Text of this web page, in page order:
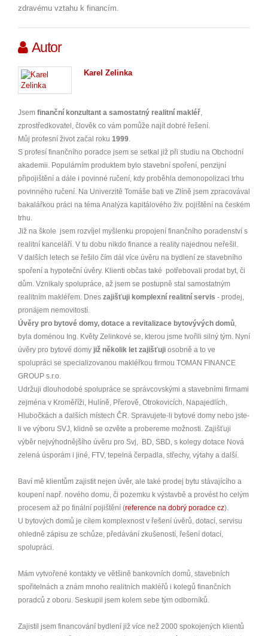
zdravému vztahu k financím.
Autor
Karel Zelinka
Jsem finanční konzultant a samostatný realitní makléř
zprostředkovatel, člověk co vám pomůže najít dobré řešení.
Můj profesní život začal roku 1999
S profesí finančního poradce jsem se setkal již při studiu na Obchodní
akademii. Populárním produktem bylo stavební spoření, penzijní
připojištění a dále i povinné ručení, kdy proběhla demonopolizaci trhu
povinného ručení. Na Univerzitě Tomáše bati ve Zlíně jsem zpracovával
bakalářkou práci na téma Analýza kapitálového živ. pojištění na českém
trhu.
Již na škole jsem rozvíjel myšlenku propojení finančního poradenství s
realitní kanceláří. V tu dobu nikdo finance a reality najednou neřešil.
V dalších letech se řešilo čím dál více úvěru na bydlení ze stavebního
spoření a hypoteční úvěry. Klienti občas také potřebovali prodat byt, či
dům. Vznikaly spolupráce, až jsem se postupně stal samostatným
realitním makléřem. Dnes zajišťuji komplexní realitní servis - prodej,
pronájem nemovitostí.
Úvěry pro bytové domy, dotace a revitalizace bytovývých domů
byla doménou Ing. Květy Zelinkové se, kterou jsme tvořili silný tým. Nyní
úvěry pro bytové domy již několik let zajišťuji osobně a to ve
spolupráci se specializovanou makléřkou firmou TOMAN FINANCE
GROUP s.r.o.
Udržuji dlouhodobé spolupráce se správcovskými a stavebními firmami
zejména v Kroměříži, Hulíně, Přerově, Otrokovicích, Napajedlích,
Hlubočkách a dalších místech ČR. Spravujete-li bytové domy nebo jste-
li ve výboru SVJ, klidně se ozvěte a probereme možnosti. Zajišťuji
výběr nejvýhodnějšího úvěru pro Svj, BD, SBD, s kolegy dotace Nová
zelená úsporám i jiné, FTV, tepelná čerpadla, střechy, výtahy a další.
Baví mě klientům zajistit nejen úvěr, ale také prodej bytu stávajícího a
koupení např. nového domu, či pozemku k výstavbě a provést ho celým
procesem až po finální pojištění (reference na dobrý poradce cz).
U bytových domů je cílem komplexnost v řešení úvěrů, dotací, servisu
ohledně zápisu ze schůze, předávání zkušeností, řešení dotací,
spolupráci.
Mám vytvořené kontakty ve většině bankovních domů, stavebních
spořitelnách a znám mnoho realitních makléřů i kolegů finančních
poradců z oboru. Seskupil jsem kolem sebe tým odborníků.
Zajistil jsem financování bydlení již více než 2000 spokojených klientů